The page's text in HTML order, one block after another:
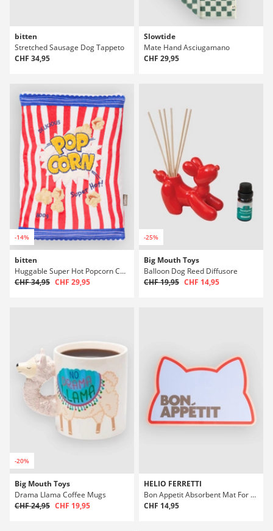
bitten
Stretched Sausage Dog Tappeto
CHF 34,95
Slowtide
Mate Hand Asciugamano
CHF 29,95
-14%
bitten
Huggable Super Hot Popcorn Cuscino
CHF 34,95 CHF 29,95
-25%
Big Mouth Toys
Balloon Dog Reed Diffusore
CHF 19,95 CHF 14,95
-20%
Big Mouth Toys
Drama Llama Coffee Mugs
CHF 24,95 CHF 19,95
HELIO FERRETTI
Bon Appetit Absorbent Mat For Cat Ciotola Floor Mat
CHF 14,95